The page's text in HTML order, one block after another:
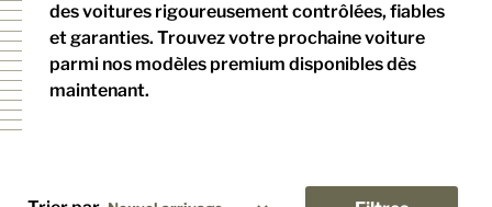
des voitures rigoureusement contrôlées, fiables
et garanties. Trouvez votre prochaine voiture
parmi nos modèles premium disponibles dès
maintenant.